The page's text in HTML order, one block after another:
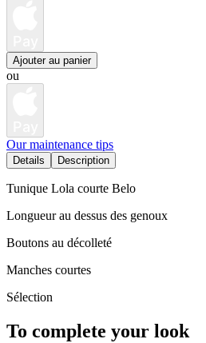
Ajouter au panier
ou
Our maintenance tips
Details Description
Tunique Lola courte Belo
Longueur au dessus des genoux
Boutons au décolleté
Manches courtes
Sélection
To complete your look